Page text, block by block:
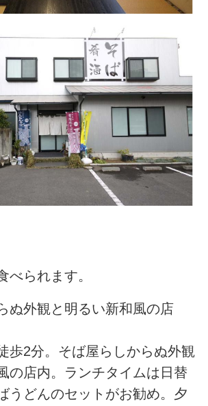
べられます。
ぬ外観と明るい新和風の店
歩2分。そば屋らしからぬ外観
の店内。ランチタイムは日替
うどんのセットがお勧め。夕